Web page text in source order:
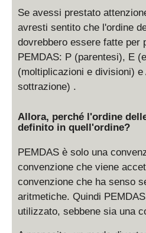
Se avessi prestato
avresti sentito che l'ordine
dovrebbero essere fatte per
PEMDAS: P (parentesi), E
(moltiplicazioni e divisioni) e
sottrazione) .
Allora, perché l'ordine
definito in quell'ordine?
PEMDAS è solo una
convenzione che viene
convenzione che ha senso
aritmetiche. Quindi
utilizzato, sebbene sia una